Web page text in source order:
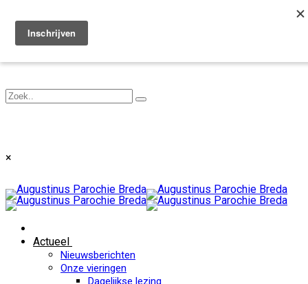
Toggle navigation
×
Actueel
Nieuwsberichten
Onze vieringen
Dagelijkse lezing